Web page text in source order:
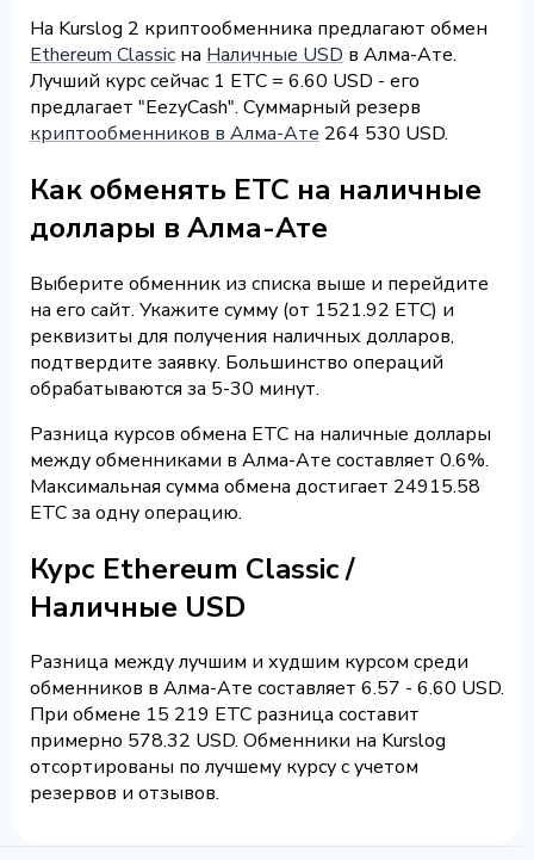
На Kurslog 2 криптообменника предлагают обмен
Ethereum Classic на Наличные USD в Алма-Ате.
Лучший курс сейчас 1 ETC = 6.60 USD - его
предлагает "EezyCash". Суммарный резерв
криптообменников в Алма-Ате 264 530 USD.
Как обменять ETC на наличные
доллары в Алма-Ате
Выберите обменник из списка выше и перейдите
на его сайт. Укажите сумму (от 1521.92 ETC) и
реквизиты для получения наличных долларов,
подтвердите заявку. Большинство операций
обрабатываются за 5-30 минут.
Разница курсов обмена ETC на наличные доллары
между обменниками в Алма-Ате составляет 0.6%.
Максимальная сумма обмена достигает 24915.58
ETC за одну операцию.
Курс Ethereum Classic /
Наличные USD
Разница между лучшим и худшим курсом среди
обменников в Алма-Ате составляет 6.57 - 6.60 USD.
При обмене 15 219 ETC разница составит
примерно 578.32 USD. Обменники на Kurslog
отсортированы по лучшему курсу с учетом
резервов и отзывов.